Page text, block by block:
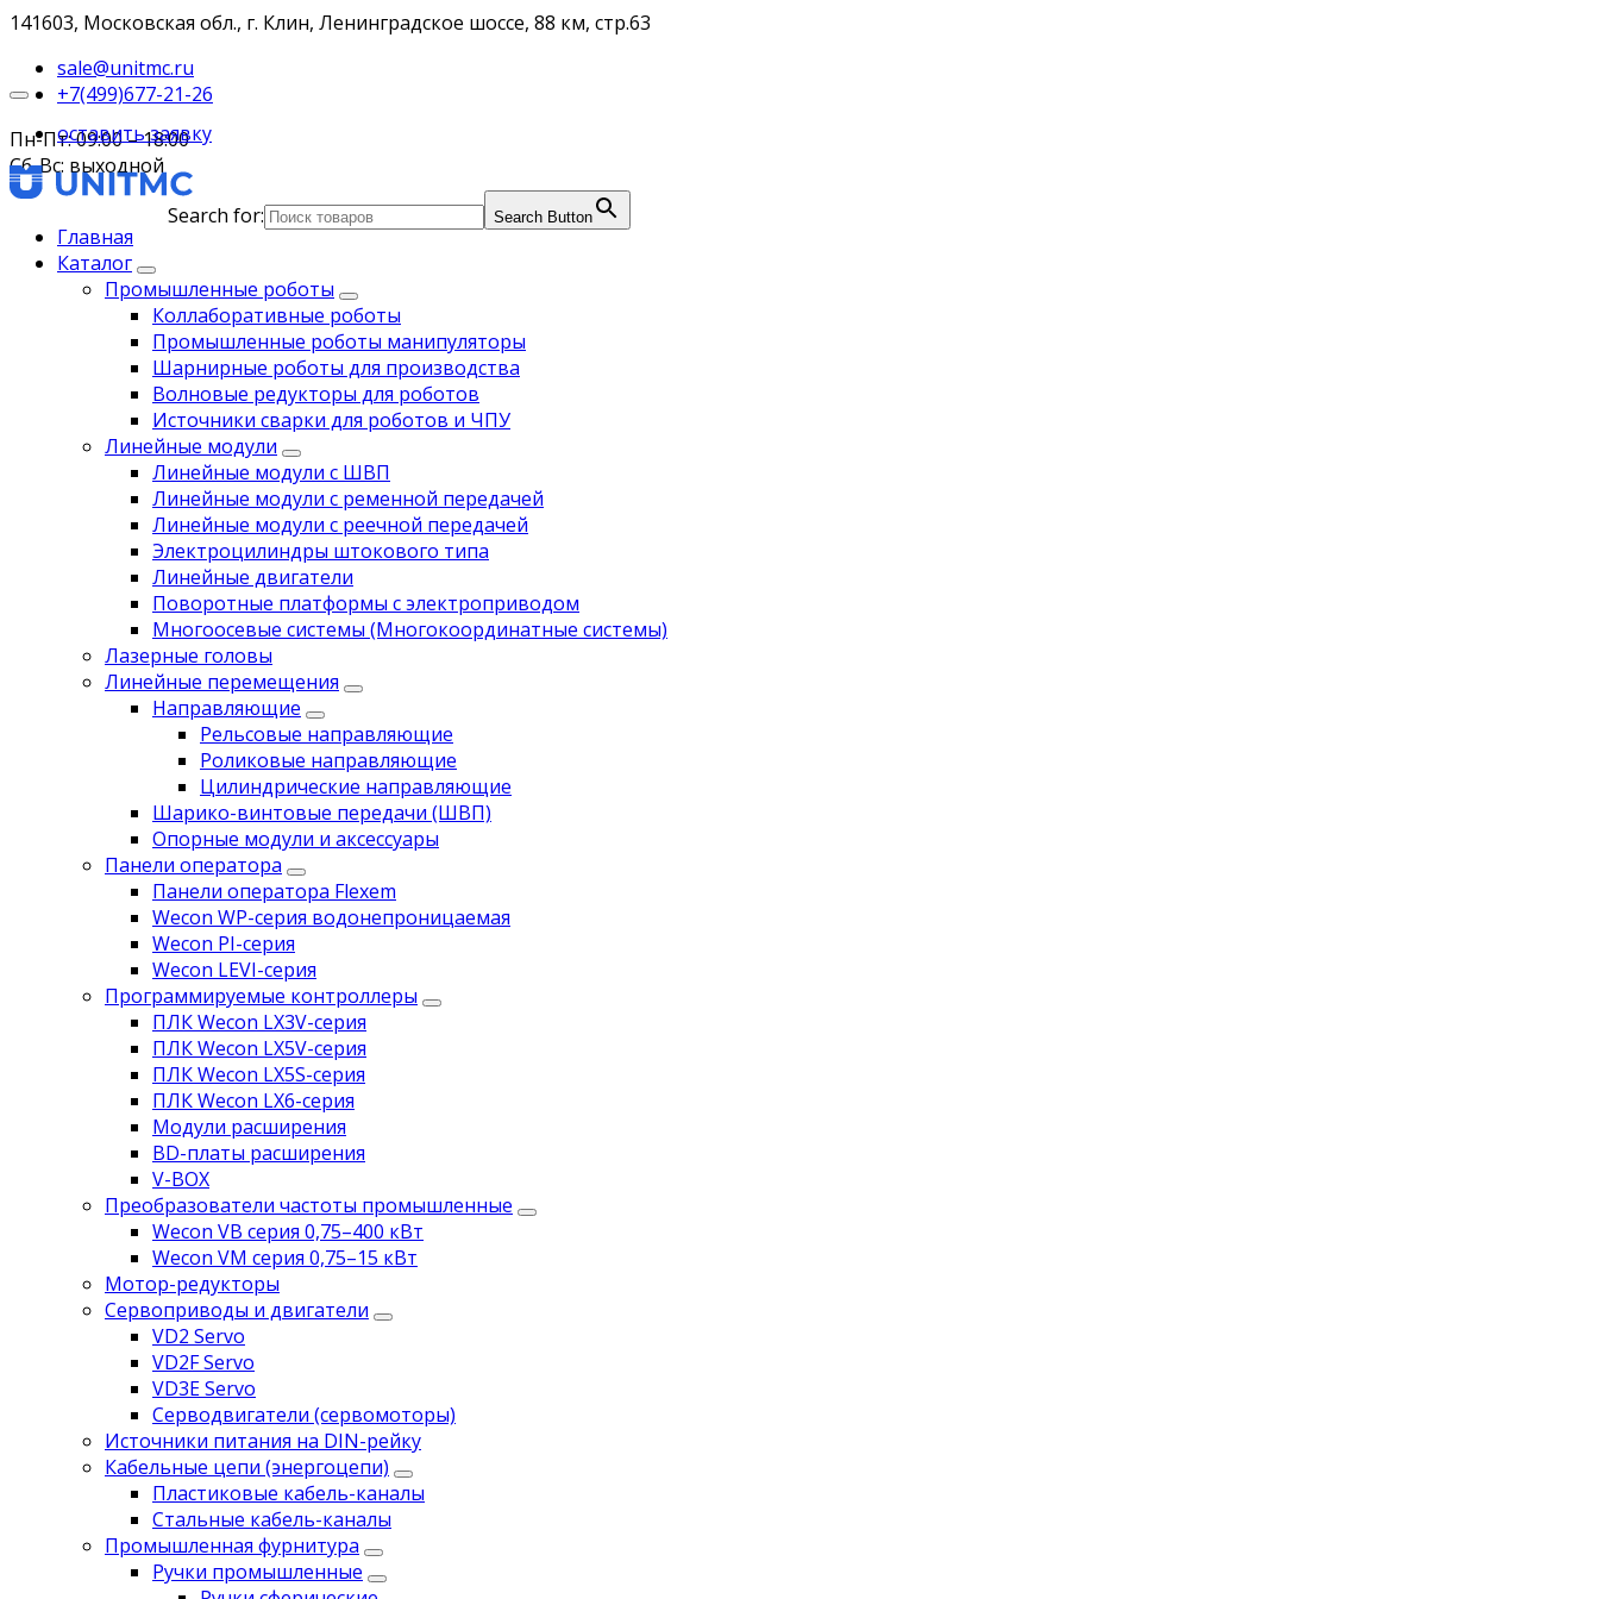
141603, Московская обл., г. Клин, Ленинградское шоссе, 88 км, стр.63
sale@unitmc.ru
+7(499)677-21-26
Пн-Пт: 09:00 – 18:00
Сб-Вс: выходной
Search for:
Search Button
оставить заявку
Главная
Каталог
Промышленные роботы
Коллаборативные роботы
Промышленные роботы манипуляторы
Шарнирные роботы для производства
Волновые редукторы для роботов
Источники сварки для роботов и ЧПУ
Линейные модули
Линейные модули с ШВП
Линейные модули с ременной передачей
Линейные модули с реечной передачей
Электроцилиндры штокового типа
Линейные двигатели
Поворотные платформы с электроприводом
Многоосевые системы (Многокоординатные системы)
Лазерные головы
Линейные перемещения
Направляющие
Рельсовые направляющие
Роликовые направляющие
Цилиндрические направляющие
Шарико-винтовые передачи (ШВП)
Опорные модули и аксессуары
Панели оператора
Панели оператора Flexem
Wecon WP-серия водонепроницаемая
Wecon PI-серия
Wecon LEVI-серия
Программируемые контроллеры
ПЛК Wecon LX3V-серия
ПЛК Wecon LX5V-серия
ПЛК Wecon LX5S-серия
ПЛК Wecon LX6-серия
Модули расширения
BD-платы расширения
V-BOX
Преобразователи частоты промышленные
Wecon VB серия 0,75–400 кВт
Wecon VM серия 0,75–15 кВт
Мотор-редукторы
Сервоприводы и двигатели
VD2 Servo
VD2F Servo
VD3E Servo
Серводвигатели (сервомоторы)
Источники питания на DIN-рейку
Кабельные цепи (энергоцепи)
Пластиковые кабель-каналы
Стальные кабель-каналы
Промышленная фурнитура
Ручки промышленные